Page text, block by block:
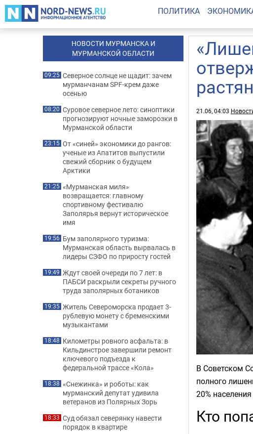
ПОЛИТИКА
21.06, 04:03
В Советском
полного
20%
Кто
НОВОСТИ МУРМАНСКА И
МУРМАНСКОЙ ОБЛАСТИ
09:25 Северное солнце не щадит: зачем
мурманчанам SPF-крем даже
осенью
08:20 Суровое северное лето: синоптики
прогнозируют ночные заморозки в
Мурманской области
23:15 От «синей» экономики до рангов:
ученые из Апатитов выпустили
свежий сборник о будущем
Арктики
21:25 «Мурманская миля»
возвращается: главному
спортивному фестивалю
Заполярья вернут историческое
имя
19:56 Бум заполярного туризма:
Мурманская область вырвалась в
лидеры СЗФО по приросту гостей
19:49 Ждут своей очереди по 7 лет: в
ПАБСИ раскрыли секреты ручного
труда заполярных ботаников
19:35 Житель Североморска продает 3-
рублевую монету с бременскими
музыкантами
18:48 Километры ровного асфальта: в
Кильдинстрое завершили ремонт
ключевого подъезда к
федеральной трассе «Кола»
18:38 «Снежинка» и роботы: как
мурманский депутат удивила
ветеранов из Полярных Зорь
18:33 Суд обязал северянку навести
порядок в квартире